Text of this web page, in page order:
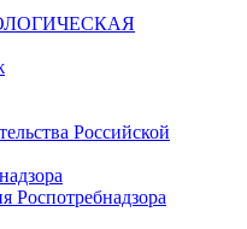
Российской
Роспотребнадзора